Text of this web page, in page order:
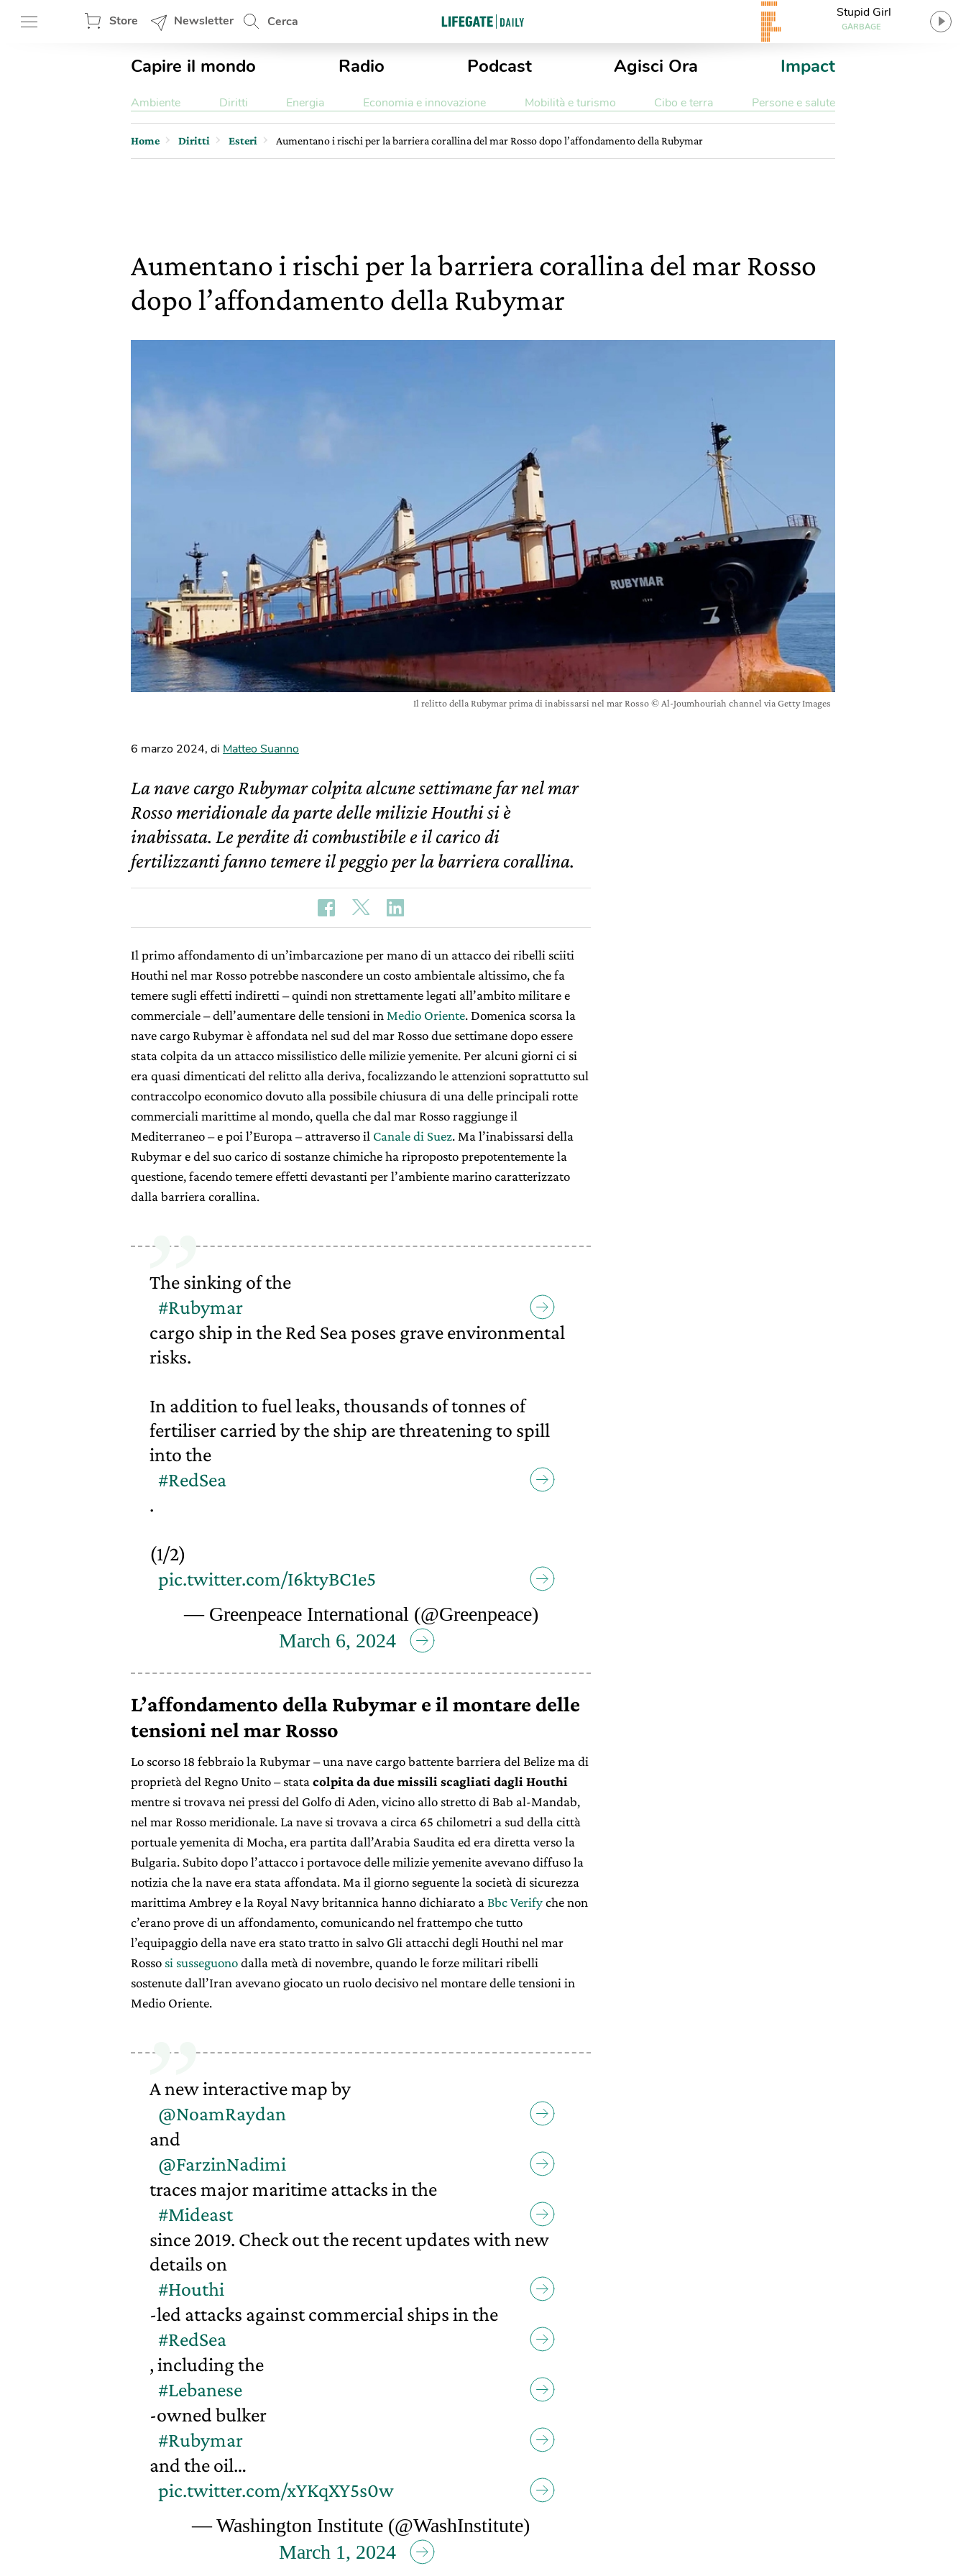
Store Newsletter Cerca
Stupid Girl
GARBAGE
Capire il mondo Radio Podcast Agisci Ora Impact
Ambiente Diritti Energia Economia e innovazione Mobilità e turismo Cibo e terra Persone e salute
Home Diritti Esteri Aumentano i rischi per la barriera corallina del mar Rosso dopo l’affondamento della Rubymar
Aumentano i rischi per la barriera corallina del mar Rosso
dopo l’affondamento della Rubymar
Il relitto della Rubymar prima di inabissarsi nel mar Rosso © Al-Joumhouriah channel via Getty Images
6 marzo 2024, di Matteo Suanno
La nave cargo Rubymar colpita alcune settimane far nel mar
Rosso meridionale da parte delle milizie Houthi si è
inabissata. Le perdite di combustibile e il carico di
fertilizzanti fanno temere il peggio per la barriera corallina.
Il primo affondamento di un’imbarcazione per mano di un attacco dei ribelli sciiti
Houthi nel mar Rosso potrebbe nascondere un costo ambientale altissimo, che fa
temere sugli effetti indiretti – quindi non strettamente legati all’ambito militare e
commerciale – dell’aumentare delle tensioni in Medio Oriente. Domenica scorsa la
nave cargo Rubymar è affondata nel sud del mar Rosso due settimane dopo essere
stata colpita da un attacco missilistico delle milizie yemenite. Per alcuni giorni ci si
era quasi dimenticati del relitto alla deriva, focalizzando le attenzioni soprattutto sul
contraccolpo economico dovuto alla possibile chiusura di una delle principali rotte
commerciali marittime al mondo, quella che dal mar Rosso raggiunge il
Mediterraneo – e poi l’Europa – attraverso il Canale di Suez. Ma l’inabissarsi della
Rubymar e del suo carico di sostanze chimiche ha riproposto prepotentemente la
questione, facendo temere effetti devastanti per l’ambiente marino caratterizzato
dalla barriera corallina.
The sinking of the
#Rubymar
cargo ship in the Red Sea poses grave environmental
risks.
In addition to fuel leaks, thousands of tonnes of
fertiliser carried by the ship are threatening to spill
into the
#RedSea
.
(1/2)
pic.twitter.com/I6ktyBC1e5
— Greenpeace International (@Greenpeace)
March 6, 2024
L’affondamento della Rubymar e il montare delle
tensioni nel mar Rosso
Lo scorso 18 febbraio la Rubymar – una nave cargo battente barriera del Belize ma di
proprietà del Regno Unito – stata colpita da due missili scagliati dagli Houthi
mentre si trovava nei pressi del Golfo di Aden, vicino allo stretto di Bab al-Mandab,
nel mar Rosso meridionale. La nave si trovava a circa 65 chilometri a sud della città
portuale yemenita di Mocha, era partita dall’Arabia Saudita ed era diretta verso la
Bulgaria. Subito dopo l’attacco i portavoce delle milizie yemenite avevano diffuso la
notizia che la nave era stata affondata. Ma il giorno seguente la società di sicurezza
marittima Ambrey e la Royal Navy britannica hanno dichiarato a Bbc Verifyche non
c’erano prove di un affondamento, comunicando nel frattempo che tutto
l’equipaggio della nave era stato tratto in salvo Gli attacchi degli Houthi nel mar
Rosso si susseguonodalla metà di novembre, quando le forze militari ribelli
sostenute dall’Iran avevano giocato un ruolo decisivo nel montare delle tensioni in
Medio Oriente.
A new interactive map by
@NoamRaydan
and
@FarzinNadimi
traces major maritime attacks in the
#Mideast
since 2019. Check out the recent updates with new
details on
#Houthi
-led attacks against commercial ships in the
#RedSea
, including the
#Lebanese
-owned bulker
#Rubymar
and the oil…
pic.twitter.com/xYKqXY5s0w
— Washington Institute (@WashInstitute)
March 1, 2024